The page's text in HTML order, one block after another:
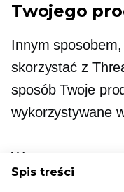
Twojego
Innym
skorzystać z
sposób Twoje
wykorzystywane
Wygenerowane
doskonała
Spis treści